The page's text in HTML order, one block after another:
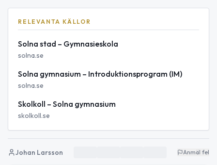
RELEVANTA KÄLLOR
Solna stad – Gymnasieskola
solna.se
Solna gymnasium – Introduktionsprogram (IM)
solna.se
Skolkoll – Solna gymnasium
skolkoll.se
Johan Larsson Anmäl fel